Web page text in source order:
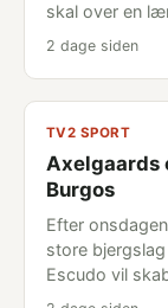
skal over en
2 dage siden
TV2 SPORT
Axelgaards
Burgos
Efter
store
Escudo vil